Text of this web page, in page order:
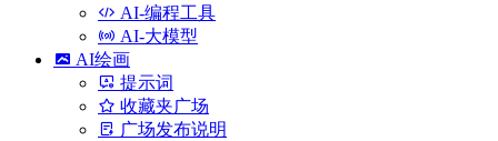
AI-编程工具
AI-大模型
AI绘画
提示词
收藏夹广场
广场发布说明